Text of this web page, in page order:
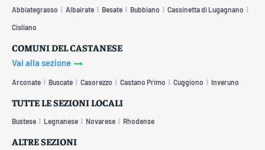
Abbiategrasso Albairate Besate Bubbiano Cassinetta di Lugagnano
Cisliano
COMUNI DEL CASTANESE
Vai alla sezione
Arconate Buscate Casorezzo Castano Primo Cuggiono Inveruno
TUTTE LE SEZIONI LOCALI
Bustese Legnanese Novarese Rhodense
ALTRE SEZIONI